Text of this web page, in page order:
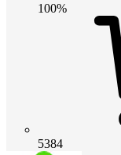
100%
5384